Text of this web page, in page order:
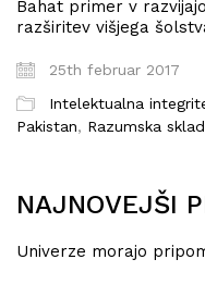
Bahat primer v
razširitev višjega
25th februar 2017
Intelektualna
Pakistan, Razumska
NAJNOVEJŠI
Univerze morajo